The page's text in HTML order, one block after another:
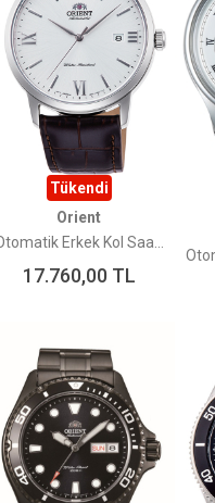
Tükendi
Orient
17.760,00TL